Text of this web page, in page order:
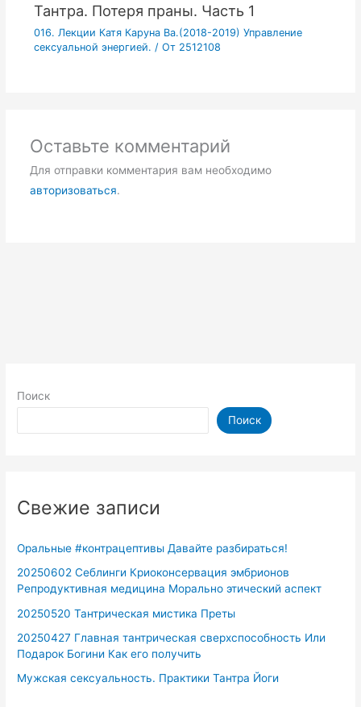
Тантра. Потеря праны. Часть 1
016. Лекции Катя Каруна Ва.(2018-2019) Управление
сексуальной энергией. / От 2512108
Оставьте комментарий
Для отправки комментария вам необходимо
авторизоваться.
Поиск
Поиск
Свежие записи
Оральные #контрацептивы Давайте разбираться!
20250602 Себлинги Криоконсервация эмбрионов
Репродуктивная медицина Морально этический аспект
20250520 Тантрическая мистика Преты
20250427 Главная тантрическая сверхспособность Или
Подарок Богини Как его получить
Мужская сексуальность. Практики Тантра Йоги